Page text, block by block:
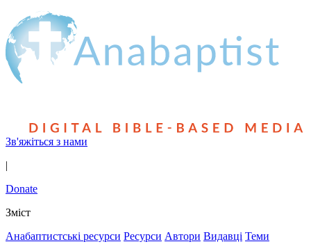
Зв'яжіться з нами
|
Donate
Зміст
Анабаптистські ресурси Ресурси Автори Видавці Теми